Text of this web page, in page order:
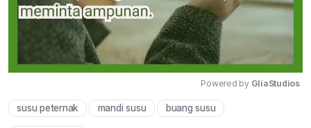
Powered by GliaStudios
susu peternak mandi susu buang susu